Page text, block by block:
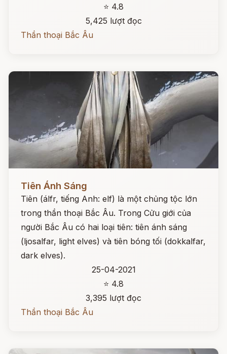
⭐ 4.8
5,425 lượt đọc
Thần thoại Bắc Âu
Tiên Ánh Sáng
Tiên (álfr, tiếng Anh: elf) là một chủng tộc lớn
trong thần thoại Bắc Âu. Trong Cửu giới của
người Bắc Âu có hai loại tiên: tiên ánh sáng
(ljosalfar, light elves) và tiên bóng tối (dokkalfar,
dark elves).
25-04-2021
⭐ 4.8
3,395 lượt đọc
Thần thoại Bắc Âu